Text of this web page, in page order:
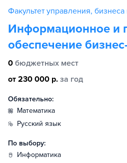
Факультет управления,
Информационное и
обеспечение
0 бюджетных мест
от 230 000 р. за год
Обязательно:
математика
русский язык
По выбору:
информатика